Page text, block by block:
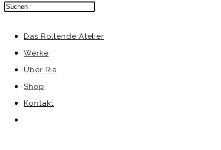
Das Rollende Atelier
Werke
Über Ria
Shop
Kontakt